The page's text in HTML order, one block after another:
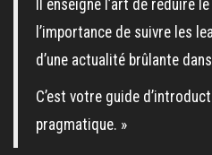
Il enseigne l’art de réduire
l’importance de suivre les
d’une actualité brûlante
C’est votre guide
pragmatique. »